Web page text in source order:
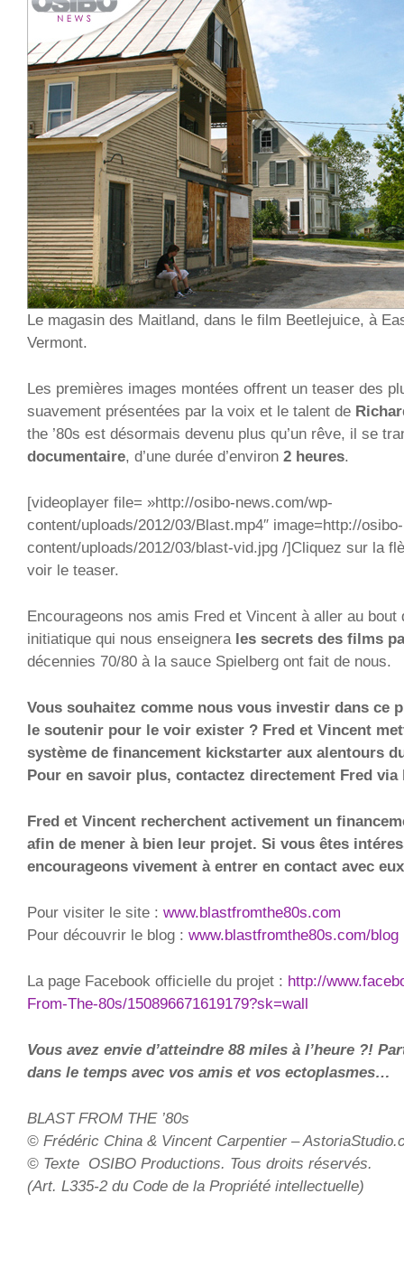
Le magasin des Maitland, dans le film Beetlejuice, à
Vermont.
Les premières images montées offrent un teaser des
suavement présentées par la voix et le talent de
the ’80s est désormais devenu plus qu’un rêve, il se
documentaire, d’une durée d’environ 2 heures.
[videoplayer file= »http://osibo-news.com/wp-
content/uploads/2012/03/Blast.mp4″ image=http://
content/uploads/2012/03/blast-vid.jpg /]Cliquez sur la
voir le teaser.
Encourageons nos amis Fred et Vincent à aller au bout
initiatique qui nous enseignerales secrets des films
décennies 70/80 à la sauce Spielberg ont fait de nous.
Vous souhaitez comme nous vous investir dans ce
le soutenir pour le voir exister ? Fred et Vincent
système de financement kickstarter aux alentours
Pour en savoir plus, contactez directement Fred
Fred et Vincent recherchent activement un
afin de mener à bien leur projet. Si vous êtes
encourageons vivement à entrer en contact avec
Pour visiter le site : www.blastfromthe80s.com
Pour découvrir le blog : www.blastfromthe80s.com/blog
La page Facebook officielle du projet : http://
From-The-80s/150896671619179?sk=wall
Vous avez envie d’atteindre 88 miles à l’heure ?!
dans le temps avec vos amis et vos ectoplasmes…
BLAST FROM THE ’80s
© Frédéric China & Vincent Carpentier –
© Texte OSIBO Productions. Tous droits réservés.
(Art. L335-2 du Code de la Propriété intellectuelle)